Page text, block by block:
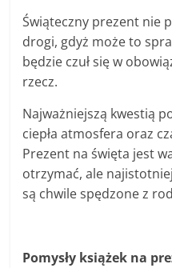
Świąteczny prezent nie
drogi, gdyż może to
będzie czuł się w
rzecz.
Najważniejszą kwestią
ciepła atmosfera oraz
Prezent na święta jest
otrzymać, ale
są chwile spędzone z
Pomysły książek na